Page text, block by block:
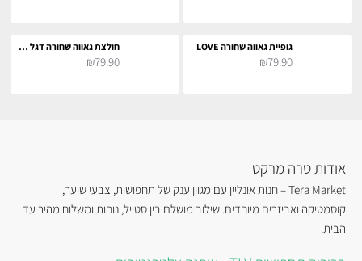
גופיית גאווה שחורה LOVE
₪79.90
חולצת גאווה שחורה דגל LGBT
₪79.90
אודות טרה מרקט
Tera Market – חנות אונליין עם מגוון ענק של תחפושות, צבעי שיער,
קוסמטיקה ואביזרים מיוחדים. שילוב מושלם בין סטייל, נוחות ומשלוח מהיר עד
הבית.